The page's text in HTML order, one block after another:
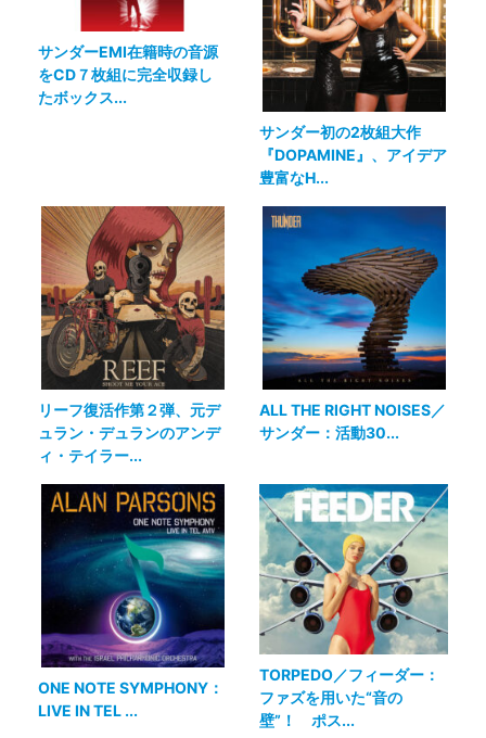
サンダーEMI在籍時の音源
をCD７枚組に完全収録し
たボックス...
サンダー初の2枚組大作
『DOPAMINE』、アイデア
豊富なH...
リーフ復活作第２弾、元デ
ュラン・デュランのアンデ
ィ・テイラー...
ALL THE RIGHT NOISES／
サンダー：活動30...
ONE NOTE SYMPHONY：
LIVE IN TEL ...
TORPEDO／フィーダー：
ファズを用いた“音の
壁”！ ポス...